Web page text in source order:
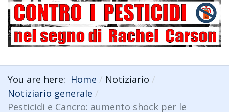
You are here: Home
Notiziario
Notiziario generale
Pesticidi e Cancro: aumento shock per le